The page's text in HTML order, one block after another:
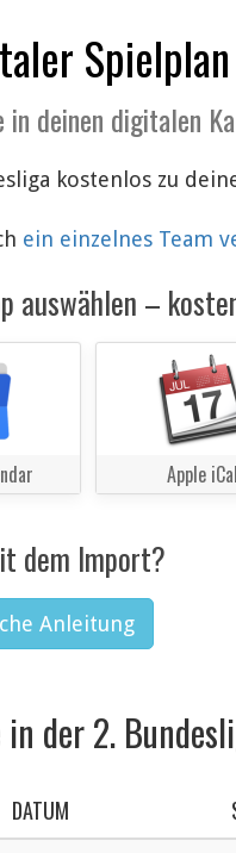
Spielplan
in deinen digitalen
kostenlos zu
ein einzelnes Team
auswählen –
Apple iCal
dem Import?
Anleitung
der 2.
DATUM